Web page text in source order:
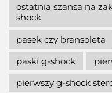
ostatnia szansa na
shock
pasek czy bransoleta
paski g-shock
pierwszy g-shock